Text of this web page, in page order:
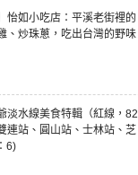
怡如小吃店：平溪老街裡的
、炒珠蔥，吃出台灣的野味
淡水線美食特輯（紅線，82
連站、圓山站、士林站、芝
6)